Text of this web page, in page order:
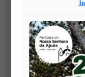
🕯 Um caminho
acolher o
Cada novena é
renovar o